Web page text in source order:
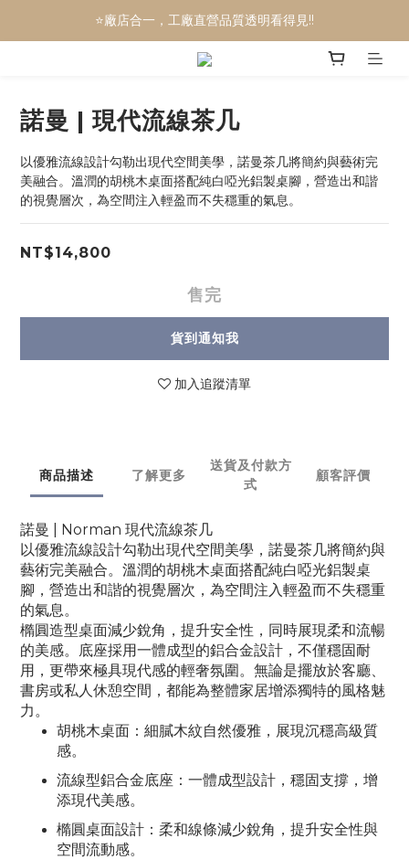
🎉電動沙發三萬有找
⭐廠店合一，工廠直營品質透明看得見!!
🎉全屋訂製服務，你的家一次搞定
諾曼 | 現代流線茶几
以優雅流線設計勾勒出現代空間美學，諾曼茶几將簡約與藝術完
美融合。溫潤的胡桃木桌面搭配純白啞光鋁製桌腳，營造出和諧
的視覺層次，為空間注入輕盈而不失穩重的氣息。
NT$14,800
售完
貨到通知我
加入追蹤清單
商品描述 了解更多
送貨及付款方
式
顧客評價
諾曼 | Norman 現代流線茶几
以優雅流線設計勾勒出現代空間美學， 諾曼茶几將簡約與
藝術完美融合。溫潤的胡桃木桌面搭配純白啞光鋁製桌
腳，營造出和諧的視覺層次，為空間注入輕盈而不失穩重
的氣息。
橢圓造型桌面減少銳角，提升安全性，同時展現柔和流暢
的美感。底座採用一體成型的鋁合金設計，不僅穩固耐
用，更帶來極具現代感的輕奢氛圍。無論是擺放於客廳、
書房或私人休憩空間，都能為整體家居增添獨特的風格魅
力。
胡桃木桌面 ：細膩木紋自然優雅，展現沉穩高級質
感。
流線型鋁合金底座 ：一體成型設計，穩固支撐，增
添現代美感。
橢圓桌面設計 ：柔和線條減少銳角，提升安全性與
空間流動感。